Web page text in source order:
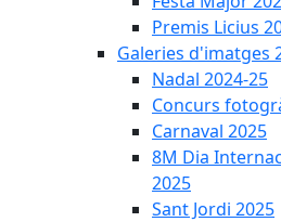
Premis Licius
Galeries d'imatges
Nadal 2024-25
Concurs
Carnaval 2025
8M Dia
2025
Sant Jordi 2025